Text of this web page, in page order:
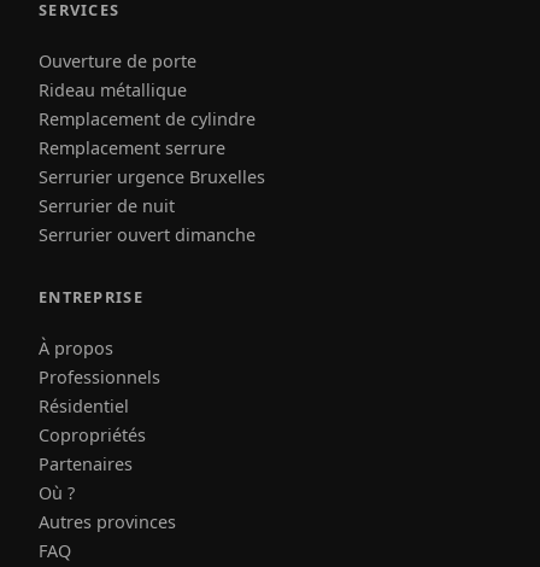
SERVICES
Ouverture de porte
Rideau métallique
Remplacement de cylindre
Remplacement serrure
Serrurier urgence Bruxelles
Serrurier de nuit
Serrurier ouvert dimanche
ENTREPRISE
À propos
Professionnels
Résidentiel
Copropriétés
Partenaires
Où ?
Autres provinces
FAQ